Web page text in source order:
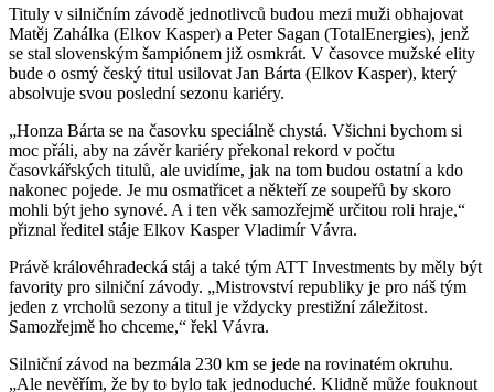
Tituly v silničním závodě jednotlivců budou mezi muži obhajovat
Matěj Zahálka (Elkov Kasper) a Peter Sagan (TotalEnergies), jenž
se stal slovenským šampiónem již osmkrát. V časovce mužské elity
bude o osmý český titul usilovat Jan Bárta (Elkov Kasper), který
absolvuje svou poslední sezonu kariéry.
„Honza Bárta se na časovku speciálně chystá. Všichni bychom si
moc přáli, aby na závěr kariéry překonal rekord v počtu
časovkářských titulů, ale uvidíme, jak na tom budou ostatní a kdo
nakonec pojede. Je mu osmatřicet a někteří ze soupeřů by skoro
mohli být jeho synové. A i ten věk samozřejmě určitou roli hraje,“
přiznal ředitel stáje Elkov Kasper Vladimír Vávra.
Právě královéhradecká stáj a také tým ATT Investments by měly být
favority pro silniční závody. „Mistrovství republiky je pro náš tým
jeden z vrcholů sezony a titul je vždycky prestižní záležitost.
Samozřejmě ho chceme,“ řekl Vávra.
Silniční závod na bezmála 230 km se jede na rovinatém okruhu.
„Ale nevěřím, že by to bylo tak jednoduché. Klidně může fouknout